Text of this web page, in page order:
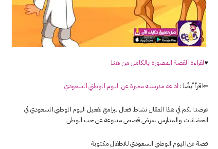
♥لقراءة القصة المصورة بالكامل من هنــا
⇐اقرأ أيضًا : اذاعة مدرسية مميزة عن اليوم الوطني السعودي
عرضنا لكم في هذا المقال نشاط فعال لبرامج تفعيل اليوم الوطني السعودي في
الحضانات والمدارس بعرض قصص متنوعة عن حب الوطن
قصة عن اليوم الوطني السعودي للاطفال مكتوبة